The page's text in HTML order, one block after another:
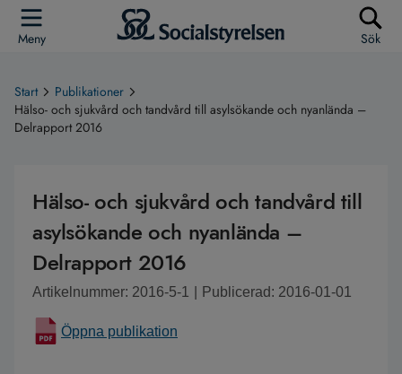
Meny Sök
Start
Publikationer
Hälso- och sjukvård och tandvård till asylsökande och nyanlända –
Delrapport 2016
Hälso- och sjukvård och tandvård till
asylsökande och nyanlända –
Delrapport 2016
Artikelnummer: 2016-5-1 Publicerad: 2016-01-01
Öppna publikation